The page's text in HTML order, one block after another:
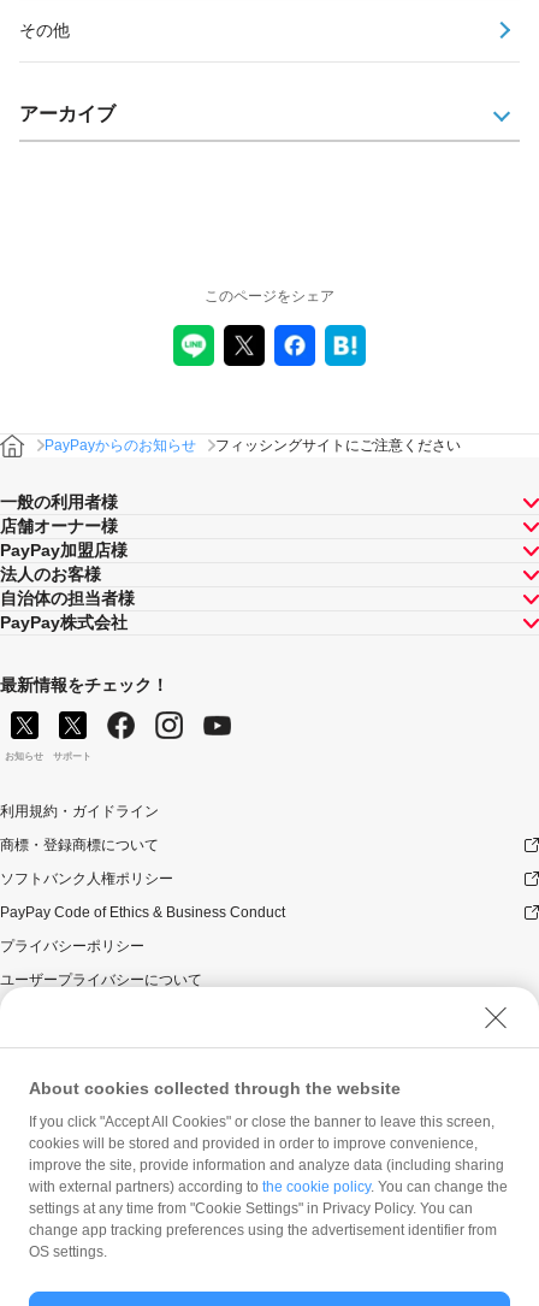
その他
アーカイブ
このページをシェア
PayPayからのお知らせ フィッシングサイトにご注意ください
一般の利用者様
店舗オーナー様
PayPay加盟店様
法人のお客様
自治体の担当者様
PayPay株式会社
最新情報をチェック！
お知らせ サポート
利用規約・ガイドライン
商標・登録商標について
ソフトバンク人権ポリシー
PayPay Code of Ethics & Business Conduct
プライバシーポリシー
ユーザープライバシーについて
ウェブサイト利用規約
反社会的勢力に対する方針
勧誘方針
マネロン等基本方針
カスタマーハラスメントに関する当社の考え方
About cookies collected through the website
If you click "Accept All Cookies" or close the banner to leave this screen,
cookies will be stored and provided in order to improve convenience,
improve the site, provide information and analyze data (including sharing
with external partners) according to the cookie policy. You can change the
settings at any time from "Cookie Settings" in Privacy Policy. You can
change app tracking preferences using the advertisement identifier from
OS settings.